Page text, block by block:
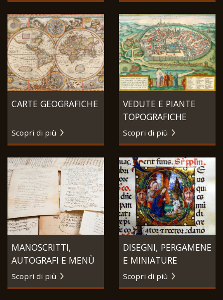
CARTE GEOGRAFICHE
Scopri di più
VEDUTE E PIANTE
TOPOGRAFICHE
Scopri di più
MANOSCRITTI,
AUTOGRAFI E MENÙ
Scopri di più
DISEGNI, PERGAMENE
E MINIATURE
Scopri di più